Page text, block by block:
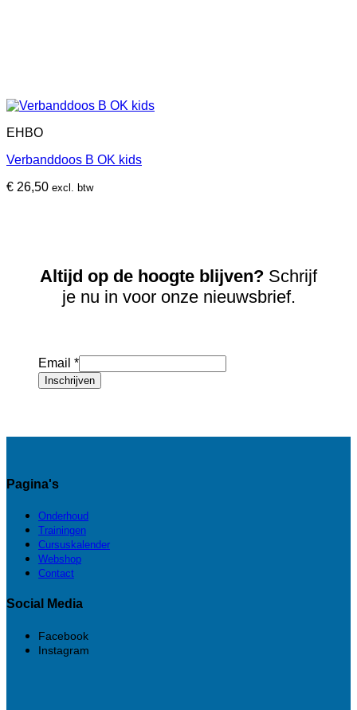
EHBO
Verbanddoos B OK kids
€ 26,50 excl. btw
Altijd op de hoogte blijven? Schrijf
je nu in voor onze nieuwsbrief.
Email *
Inschrijven
Pagina's
Onderhoud
Trainingen
Cursuskalender
Webshop
Contact
Social Media
Facebook
Instagram